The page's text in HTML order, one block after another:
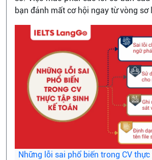
bạn đánh mất cơ hội ngay từ vòng sơ
Những lỗi sai phổ biến trong CV